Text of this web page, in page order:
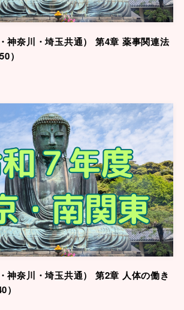
神奈川・埼玉共通） 第4章 薬事関連法
）
神奈川・埼玉共通） 第2章 人体の働き